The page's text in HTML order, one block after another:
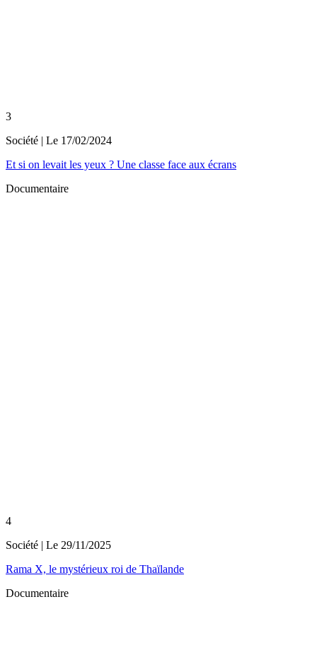
3
Société | Le 17/02/2024
Et si on levait les yeux ? Une classe face aux écrans
Documentaire
4
Société | Le 29/11/2025
Rama X, le mystérieux roi de Thaïlande
Documentaire